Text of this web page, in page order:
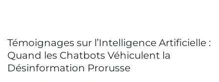
Témoignages sur l’Intelligence Artificielle :
Quand les Chatbots Véhiculent la
Désinformation Prorusse